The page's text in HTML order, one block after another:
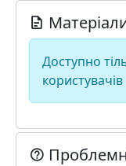
Доступно
користувачів